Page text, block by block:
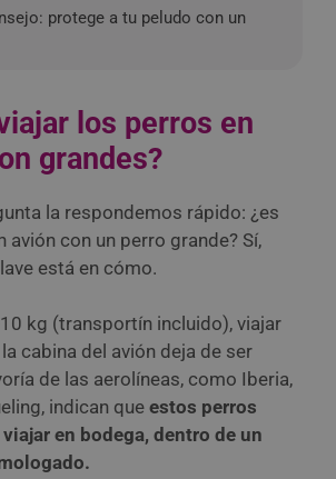
protege a tu peludo con un
los perros en
grandes?
la respondemos rápido: ¿es
avión con un perro grande? Sí,
está en cómo.
kg (transportín incluido), viajar
cabina del avión deja de ser
de las aerolíneas, como Iberia,
indican que estos perros
en bodega, dentro de un